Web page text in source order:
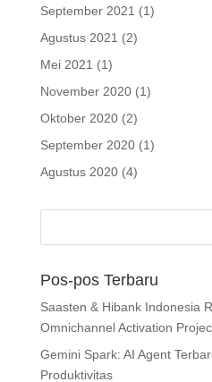
September 2021 (1)
Agustus 2021 (2)
Mei 2021 (1)
November 2020(1)
Oktober 2020(2)
September 2020(1)
Agustus 2020(4)
Pos-pos Terbaru
Saasten & Hibank Indonesia
Omnichannel Activation
Gemini Spark: AI Agent
Produktivitas